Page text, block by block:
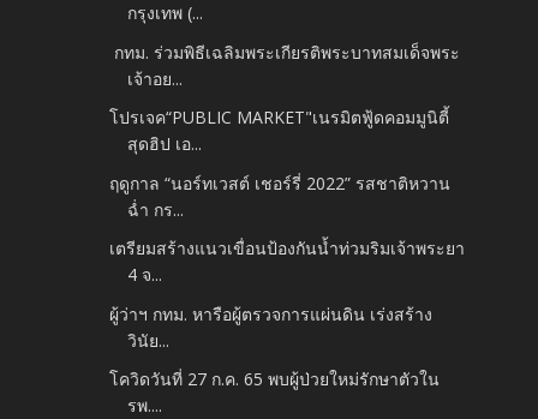
กรุงเทพ (...
กทม. ร่วมพิธีเฉลิมพระเกียรติพระบาทสมเด็จพระ
เจ้าอย...
โปรเจค“PUBLIC MARKET"เนรมิตฟู้ดคอมมูนิตี้
สุดฮิป เอ...
ฤดูกาล “นอร์ทเวสต์ เชอร์รี่ 2022” รสชาติหวาน
ฉ่ำ กร...
เตรียมสร้างแนวเขื่อนป้องกันน้ำท่วมริมเจ้าพระยา
4 จ...
ผู้ว่าฯ กทม. หารือผู้ตรวจการแผ่นดิน เร่งสร้าง
วินัย...
โควิดวันที่ 27 ก.ค. 65 พบผู้ป่วยใหม่รักษาตัวใน
รพ....